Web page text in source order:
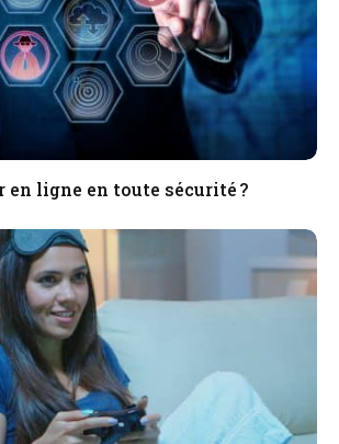
en ligne en toute sécurité ?